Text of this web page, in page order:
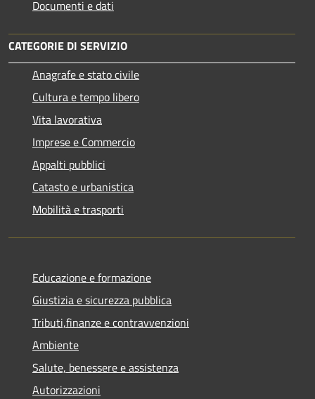
Documenti e dati
CATEGORIE DI SERVIZIO
Anagrafe e stato civile
Cultura e tempo libero
Vita lavorativa
Imprese e Commercio
Appalti pubblici
Catasto e urbanistica
Mobilità e trasporti
Educazione e formazione
Giustizia e sicurezza pubblica
Tributi,finanze e contravvenzioni
Ambiente
Salute, benessere e assistenza
Autorizzazioni